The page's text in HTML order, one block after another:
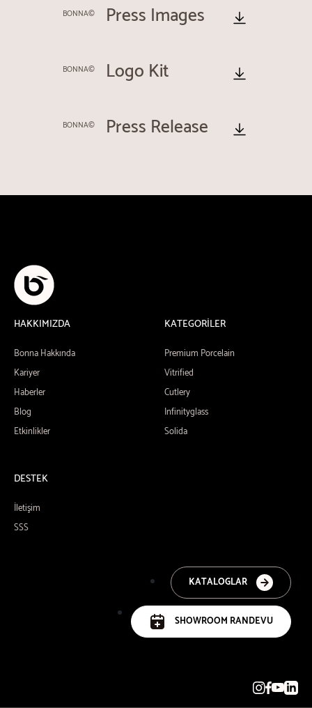
BONNA© Press Images
BONNA© Logo Kit
BONNA© Press Release
HAKKIMIZDA
Bonna Hakkında
Kariyer
Haberler
Blog
Etkinlikler
KATEGORİLER
Premium Porcelain
Vitrified
Cutlery
Infinityglass
Solida
DESTEK
İletişim
SSS
KATALOGLAR
SHOWROOM RANDEVU